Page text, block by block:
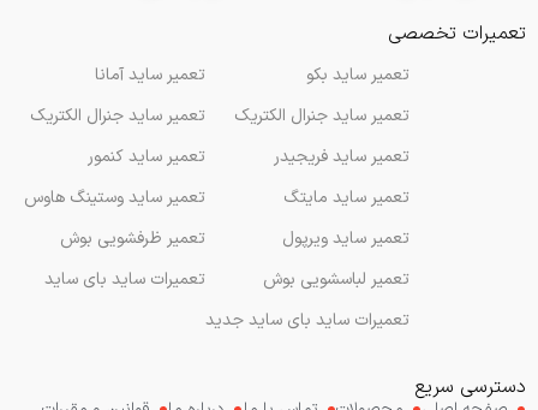
تعمیرات تخصصی
تعمیر ساید آمانا
تعمیر ساید جنرال الکتریک
تعمیر ساید کنمور
تعمیر ساید وستینگ هاوس
تعمیر ظرفشویی بوش
تعمیرات ساید بای ساید
تعمیر ساید بکو
تعمیر ساید جنرال الکتریک
تعمیر ساید فریجیدر
تعمیر ساید مایتگ
تعمیر ساید ویرپول
تعمیر لباسشویی بوش
تعمیرات ساید بای ساید جدید
دسترسی سریع